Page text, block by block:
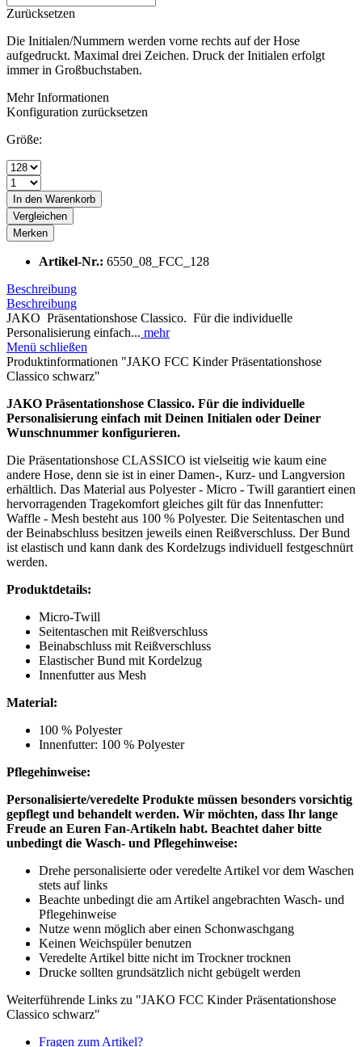
Zurücksetzen
Die Initialen/Nummern werden vorne rechts auf der Hose
aufgedruckt. Maximal drei Zeichen. Druck der Initialen erfolgt
immer in Großbuchstaben.
Mehr Informationen
Konfiguration zurücksetzen
Größe:
In den Warenkorb
Vergleichen
Merken
Artikel-Nr.: 6550_08_FCC_128
Beschreibung
Beschreibung
JAKO Präsentationshose Classico. Für die individuelle
Personalisierung einfach... mehr
Menü schließen
Produktinformationen "JAKO FCC Kinder Präsentationshose
Classico schwarz"
JAKO Präsentationshose Classico. Für die individuelle
Personalisierung einfach mit Deinen Initialen oder Deiner
Wunschnummer konfigurieren.
Die Präsentationshose CLASSICO ist vielseitig wie kaum eine
andere Hose, denn sie ist in einer Damen-, Kurz- und Langversion
erhältlich. Das Material aus Polyester - Micro - Twill garantiert einen
hervorragenden Tragekomfort gleiches gilt für das Innenfutter:
Waffle - Mesh besteht aus 100 % Polyester. Die Seitentaschen und
der Beinabschluss besitzen jeweils einen Reißverschluss. Der Bund
ist elastisch und kann dank des Kordelzugs individuell festgeschnürt
werden.
Produktdetails:
Micro-Twill
Seitentaschen mit Reißverschluss
Beinabschluss mit Reißverschluss
Elastischer Bund mit Kordelzug
Innenfutter aus Mesh
Material:
100 % Polyester
Innenfutter: 100 % Polyester
Pflegehinweise:
Personalisierte/veredelte Produkte müssen besonders vorsichtig
gepflegt und behandelt werden. Wir möchten, dass Ihr lange
Freude an Euren Fan-Artikeln habt. Beachtet daher bitte
unbedingt die Wasch- und Pflegehinweise:
Drehe personalisierte oder veredelte Artikel vor dem Waschen
stets auf links
Beachte unbedingt die am Artikel angebrachten Wasch- und
Pflegehinweise
Nutze wenn möglich aber einen Schonwaschgang
Keinen Weichspüler benutzen
Veredelte Artikel bitte nicht im Trockner trocknen
Drucke sollten grundsätzlich nicht gebügelt werden
Weiterführende Links zu "JAKO FCC Kinder Präsentationshose
Classico schwarz"
Fragen zum Artikel?